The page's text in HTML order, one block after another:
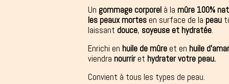
Un gommage corporel à la mûre 100%
les peaux mortesen surface de la peau
laissant douce, soyeuse et hydratée.
Enrichi en huile de mûreet en huile
viendra nourriret hydrater votre peau.
Convient à tous les types de peau.